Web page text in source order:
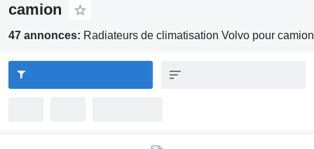
camion
47 annonces: Radiateurs de climatisation Volvo pour camion